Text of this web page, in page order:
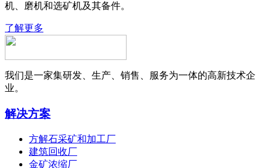
机、磨机和选矿机及其备件。
了解更多
我们是一家集研发、生产、销售、服务为一体的高新技术企
业。
解决方案
方解石采矿和加工厂
建筑回收厂
金矿浓缩厂